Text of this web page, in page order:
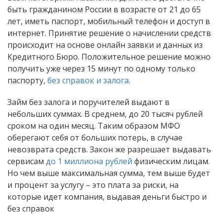
быть гражданином России в возрасте от 21 до 65
лет, иметь паспорт, мобильный телефон и доступ в
интернет. Принятие решение о начислении средств
происходит на основе онлайн заявки и данных из
Кредитного Бюро. Положительное решение можно
получить уже через 15 минут по одному только
паспорту, без справок и залога.
Займ без залога и поручителей выдают в
небольших суммах. В среднем, до 20 тысяч рублей
сроком на один месяц. Таким образом МФО
оберегают себя от больших потерь, в случае
невозврата средств. Закон же разрешает выдавать
сервисам до 1 миллиона рублей физическим лицам.
Но чем выше максимальная сумма, тем выше будет
и процент за услугу – это плата за риски, на
которые идет компания, выдавая деньги быстро и
без справок